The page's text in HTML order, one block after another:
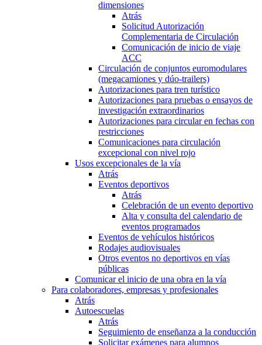
dimensiones
Atrás
Solicitud Autorización
Complementaria de Circulación
Comunicación de inicio de viaje
ACC
Circulación de conjuntos euromodulares
(megacamiones y dúo-trailers)
Autorizaciones para tren turístico
Autorizaciones para pruebas o ensayos de
investigación extraordinarios
Autorizaciones para circular en fechas con
restricciones
Comunicaciones para circulación
excepcional con nivel rojo
Usos excepcionales de la vía
Atrás
Eventos deportivos
Atrás
Celebración de un evento deportivo
Alta y consulta del calendario de
eventos programados
Eventos de vehículos históricos
Rodajes audiovisuales
Otros eventos no deportivos en vías
públicas
Comunicar el inicio de una obra en la vía
Para colaboradores, empresas y profesionales
Atrás
Autoescuelas
Atrás
Seguimiento de enseñanza a la conducción
Solicitar exámenes para alumnos